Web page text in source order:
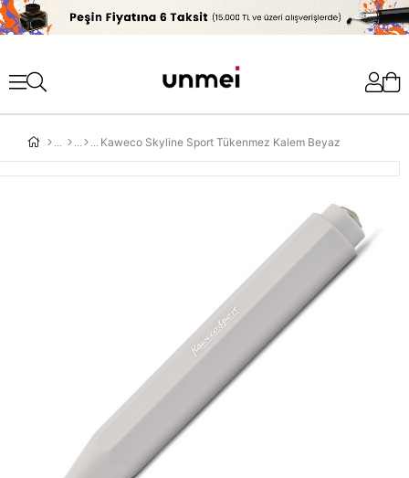
'
Kaweco Skyline Sport Tükenmez Kalem Beyaz